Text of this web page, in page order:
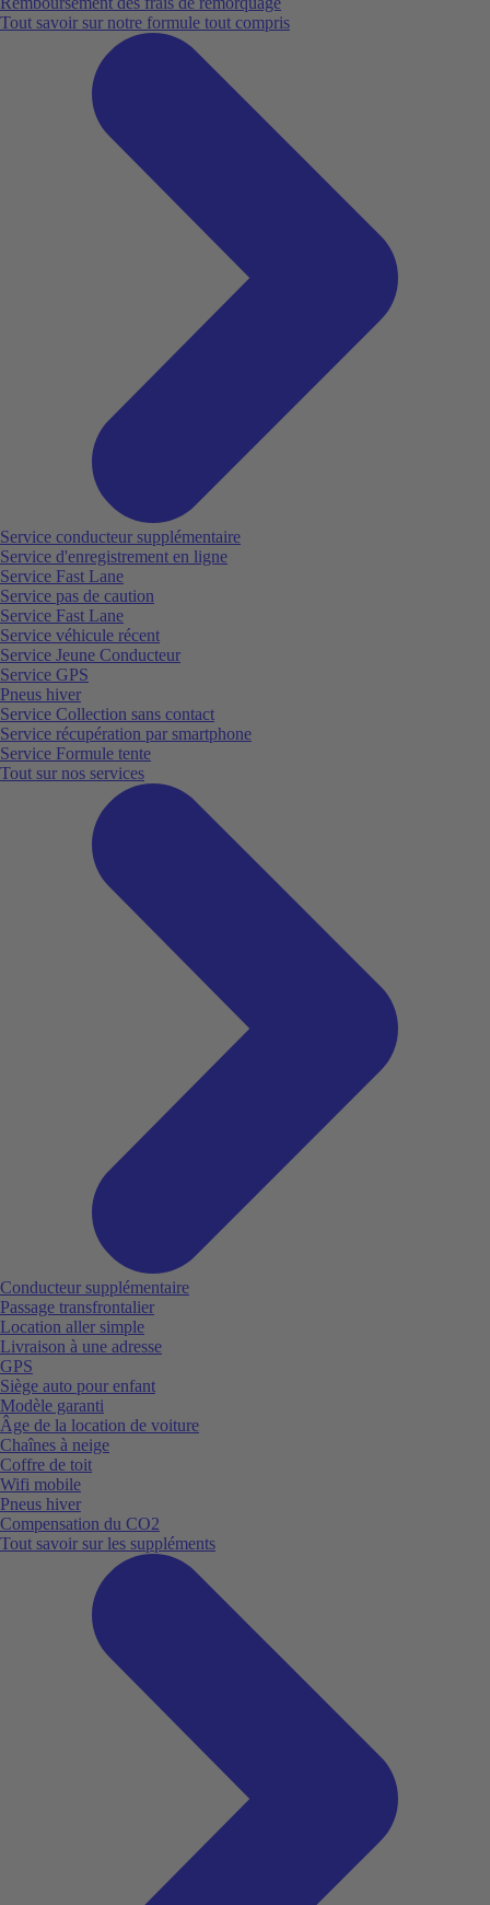
Tout savoir sur notre formule tout compris
Service conducteur supplémentaire
Service d'enregistrement en ligne
Service Fast Lane
Service pas de caution
Service Fast Lane
Service véhicule récent
Service Jeune Conducteur
Service GPS
Pneus hiver
Service Collection sans contact
Service récupération par smartphone
Service Formule tente
Tout sur nos services
Conducteur supplémentaire
Passage transfrontalier
Location aller simple
Livraison à une adresse
GPS
Siège auto pour enfant
Modèle garanti
Âge de la location de voiture
Chaînes à neige
Coffre de toit
Wifi mobile
Pneus hiver
Compensation du CO2
Tout savoir sur les suppléments